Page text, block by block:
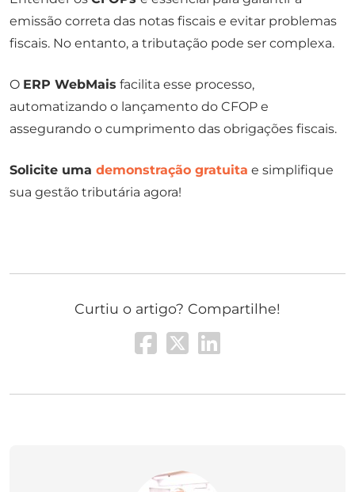
emissão correta das notas fiscais e evitar problemas
fiscais. No entanto, a tributação pode ser complexa.
O ERP WebMais facilita esse processo,
automatizando o lançamento do CFOP e
assegurando o cumprimento das obrigações fiscais.
Solicite uma demonstração gratuita e simplifique
sua gestão tributária agora!
Curtiu o artigo? Compartilhe!